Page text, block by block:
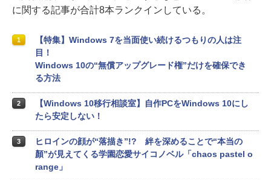
に関する記事が合計8本ランクインしている。
1
【特集】Windows 7を当面使い続けるつもりの人は注
目！
Windows 10の“無償アップグレード権”だけを確保でき
る方法
2
【Windows 10移行相談室】自作PCをWindows 10にし
たら安定しない！
3
ヒロインの顔が“落描き”!? 絆を深めることで“本当の
顏”が見えてくる学園恋愛サイコノベル「chaos pastel o
range」